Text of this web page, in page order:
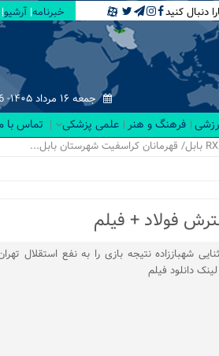
دنبال کنید خبرنامه آرشیو
جمعه ۱۶ مرداد ۱۴۰۵-
فرهنگ و هنر علمی پزشکی تماس با
فولاد + فیلم
شهباززاده نتیجه بازی را به نفع استقلال
دانلود فیلم